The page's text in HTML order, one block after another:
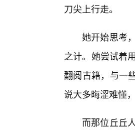
刀尖上行走。
她开始思考
之计。她尝试着
翻阅古籍，与一
说大多晦涩难懂
而那位丘丘